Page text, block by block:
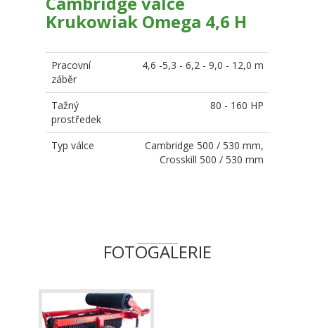
Krukowiak Omega 4,6 H
Pracovní
záběr
4,6 -5,3 - 6,2 - 9,0 - 12,0 m
Tažný
prostředek
80 - 160 HP
Typ válce
Cambridge 500 / 530 mm,
Crosskill 500 / 530 mm
FOTOGALERIE